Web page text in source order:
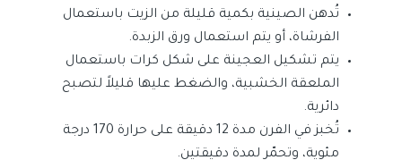
تُدهن الصينية بكمية قليلة من الزيت باستعمال
الفرشاة، أو يتم استعمال ورق الزبدة.
يتم تشكيل العجينة على شكل كرات باستعمال
الملعقة الخشبية، والضغط عليها قليلاً لتصبح
دائرية.
تُخبز في الفرن مدة 12 دقيقة على حرارة 170 درجة
مئوية، وتحمّر لمدة دقيقتين.